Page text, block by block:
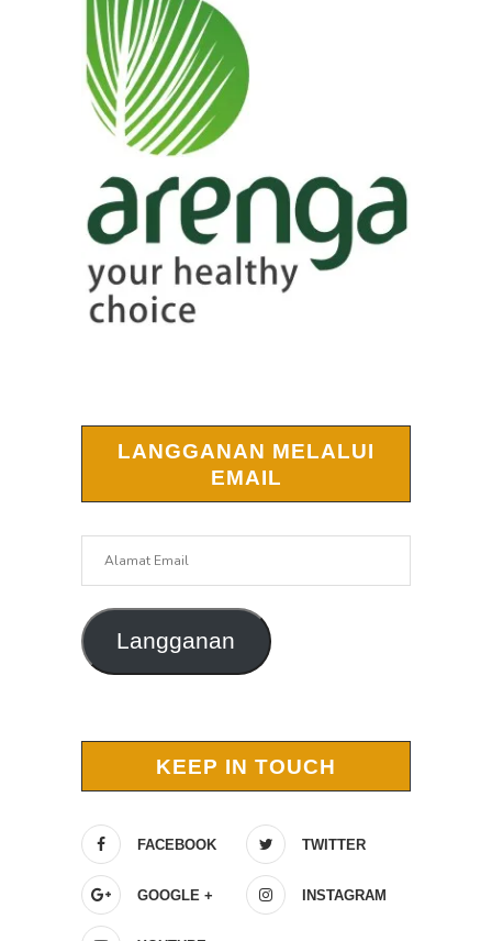
LANGGANAN MELALUI
EMAIL
Langganan
KEEP IN TOUCH
FACEBOOK TWITTER
GOOGLE + INSTAGRAM